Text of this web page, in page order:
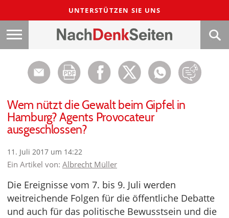
UNTERSTÜTZEN SIE UNS
Wem nützt die Gewalt beim Gipfel in
Hamburg? Agents Provocateur
ausgeschlossen?
11. Juli 2017 um 14:22
Ein Artikel von: Albrecht Müller
Die Ereignisse vom 7. bis 9. Juli werden
weitreichende Folgen für die öffentliche Debatte
und auch für das politische Bewusstsein und die